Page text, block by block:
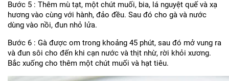
Bước 5 : Thêm mù tạt, một chút muối, bia, lá nguyệt quế và xạ
hương vào cùng với hành, đảo đều. Sau đó cho gà và nước
dùng vào nồi, đun nhỏ lửa.
Bước 6 : Gà được om trong khoảng 45 phút, sau đó mở vung ra
và đun sôi cho đến khi cạn nước và thịt nhừ, rời khỏi xương.
Bắc xuống cho thêm một chút muối và hạt tiêu.